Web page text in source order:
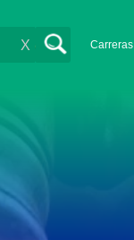
Carreras
X